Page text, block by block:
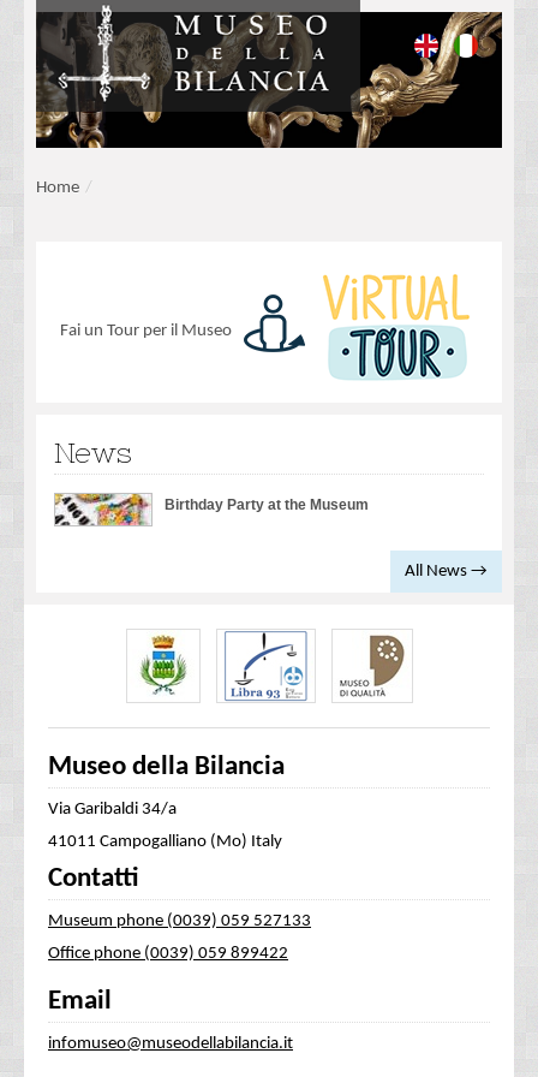
Home /
Fai un Tour per il Museo
News
Birthday Party at the Museum
All News →
Museo della Bilancia
Via Garibaldi 34/a
41011 Campogalliano (Mo) Italy
Contatti
Museum phone (0039) 059 527133
Office phone (0039) 059 899422
Email
infomuseo@museodellabilancia.it